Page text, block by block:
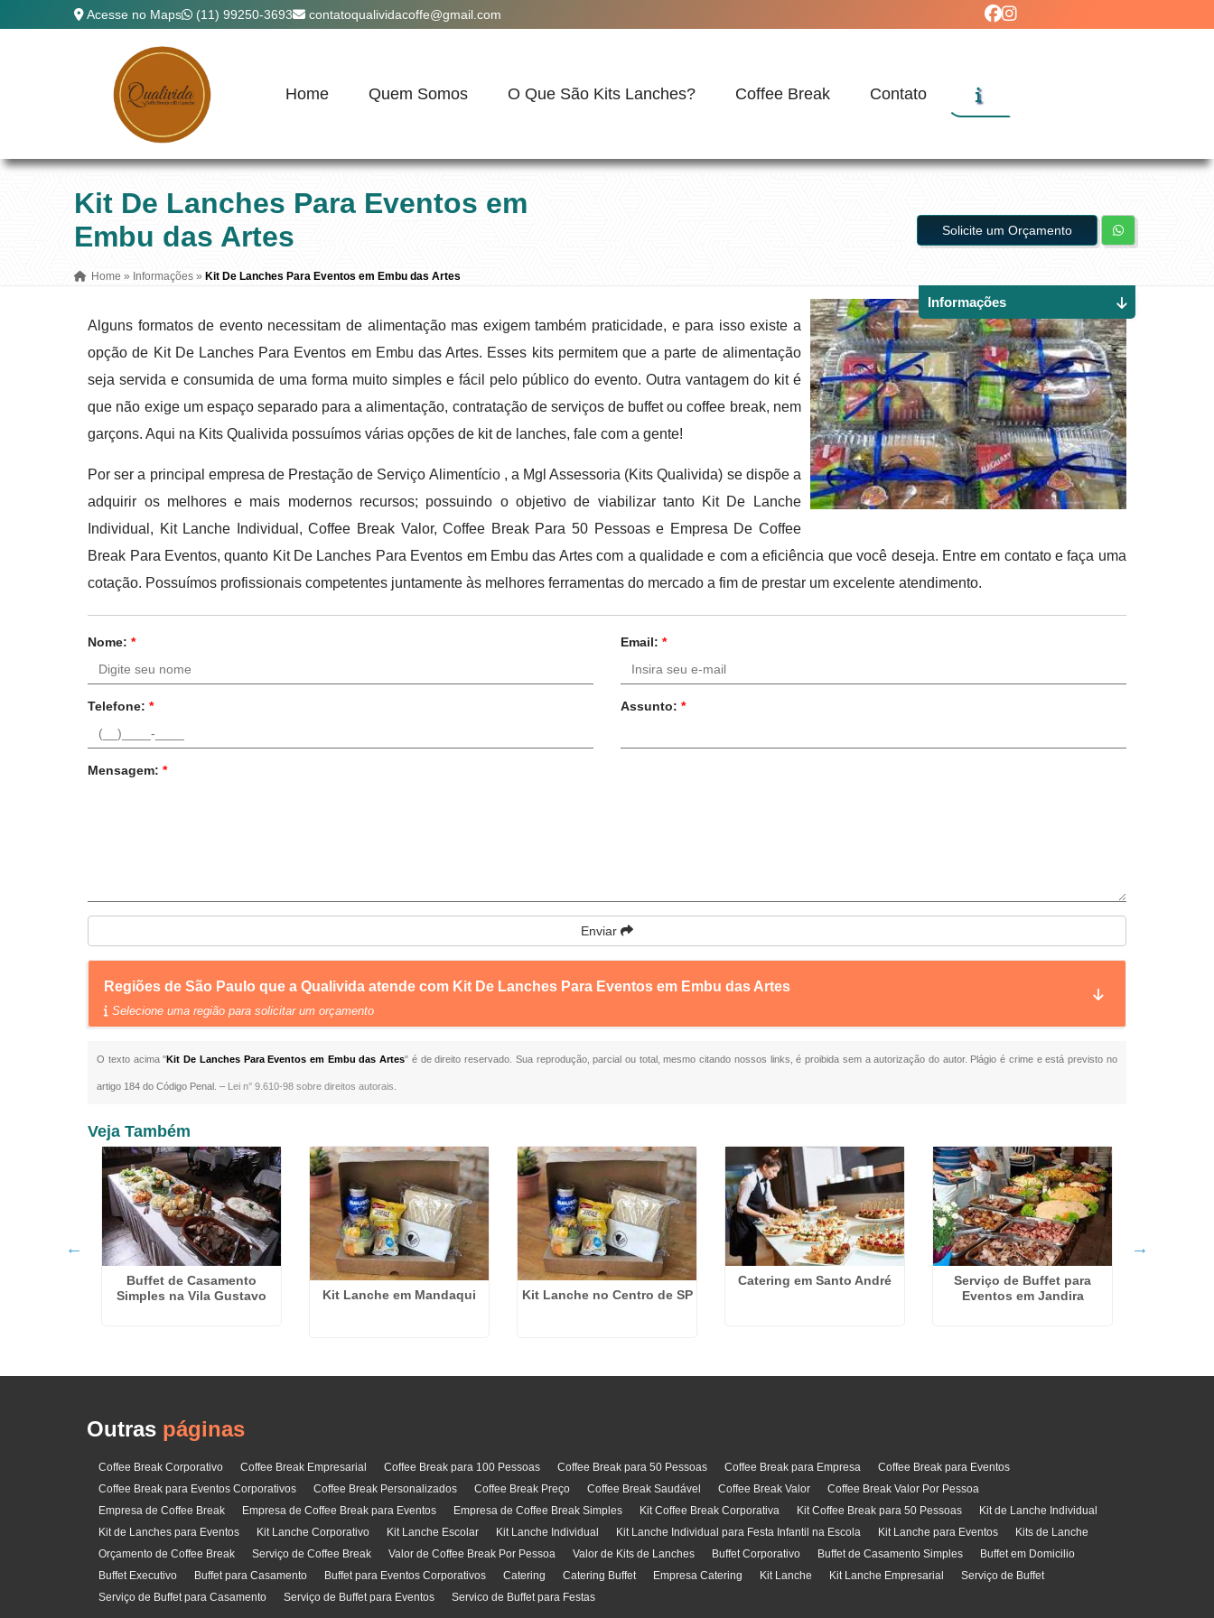
Acesse no Maps (11) 99250-3693 contatoqualividacoffe@gmail.com
Home Quem Somos O Que São Kits Lanches? Coffee Break Contato
Kit De Lanches Para Eventos em
Embu das Artes
Home » Informações » Kit De Lanches Para Eventos em Embu das Artes
Solicite um Orçamento
Alguns formatos de evento necessitam de alimentação mas exigem também praticidade, e para isso existe a
opção de Kit De Lanches Para Eventos em Embu das Artes. Esses kits permitem que a parte de alimentação
seja servida e consumida de uma forma muito simples e fácil pelo público do evento. Outra vantagem do kit é
que não exige um espaço separado para a alimentação, contratação de serviços de buffet ou coffee break, nem
garçons. Aqui na Kits Qualivida possuímos várias opções de kit de lanches, fale com a gente!
Por ser a principal empresa de Prestação de Serviço Alimentício , a Mgl Assessoria (Kits Qualivida) se dispõe a
adquirir os melhores e mais modernos recursos; possuindo o objetivo de viabilizar tanto Kit De Lanche
Individual, Kit Lanche Individual, Coffee Break Valor, Coffee Break Para 50 Pessoas e Empresa De Coffee
Break Para Eventos, quanto Kit De Lanches Para Eventos em Embu das Artes com a qualidade e com a eficiência que você deseja. Entre em contato e faça uma
cotação. Possuímos profissionais competentes juntamente às melhores ferramentas do mercado a fim de prestar um excelente atendimento.
Nome:* Email: *
Telefone:* Assunto: *
Mensagem:*
Enviar
Regiões de São Paulo que a Qualivida atende com Kit De Lanches Para Eventos em Embu das Artes
Selecione uma região para solicitar um orçamento
O texto acima "Kit De Lanches Para Eventos em Embu das Artes" é de direito reservado. Sua reprodução, parcial ou total, mesmo citando nossos links, é proibida sem a autorização do autor. Plágio é crime e está previsto no
artigo 184 do Código Penal. – Lei n° 9.610-98 sobre direitos autorais
Informações
Veja Também
Buffet de Casamento
Simples na Vila Gustavo
Kit Lanche em Mandaqui Kit Lanche no Centro de SP
Catering em Santo André
Serviço de Buffet para
Eventos em Jandira
Outras páginas
Coffee Break Corporativo Coffee Break Empresarial Coffee Break para 100 Pessoas Coffee Break para 50 Pessoas Coffee Break para Empresa
Coffee Break para Eventos
Coffee Break para Eventos Corporativos
Coffee Break Personalizados Coffee Break Preço Coffee Break Saudável Coffee Break Valor
Coffee Break Valor Por Pessoa
Empresa de Coffee Break
Empresa de Coffee Break para Eventos Empresa de Coffee Break Simples Kit Coffee Break Corporativa Kit Coffee Break para 50 Pessoas
Kit de Lanche Individual
Kit de Lanches para Eventos
Kit Lanche Corporativo Kit Lanche Escolar Kit Lanche Individual Kit Lanche Individual para Festa Infantil na Escola Kit Lanche para Eventos
Kits de Lanche
Orçamento de Coffee Break
Serviço de Coffee Break Valor de Coffee Break Por Pessoa Valor de Kits de Lanches Buffet Corporativo Buffet de Casamento Simples
Buffet em Domicilio
Buffet Executivo
Buffet para Casamento Buffet para Eventos Corporativos Catering Catering Buffet Empresa Catering Kit Lanche Kit Lanche Empresarial
Serviço de Buffet
Serviço de Buffet para Casamento
Serviço de Buffet para Eventos Servico de Buffet para Festas